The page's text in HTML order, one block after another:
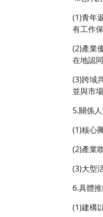
(1)青年
有工作
(2)產業
在地認
(3)跨域
並與市
5.關係
(1)核心
(2)產業
(3)大型
6.具體
(1)建構